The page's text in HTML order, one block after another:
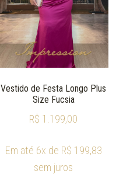
Vestido de Festa Longo Plus
Size Fucsia
R$ 1.199,00
Em até 6x de R$ 199,83
sem juros